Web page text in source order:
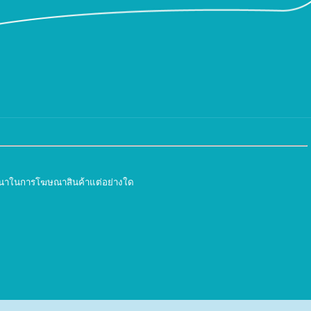
าในการโฆษณาสินค้าแต่อย่างใด